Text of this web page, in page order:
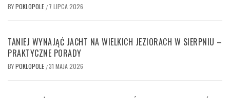
BYPOKLOPOLE / 7 LIPCA 2026
TANIEJ WYNAJĄĆ JACHT NA WIELKICH JEZIORACH W SIERPNIU –
PRAKTYCZNE PORADY
BYPOKLOPOLE /31 MAJA 2026